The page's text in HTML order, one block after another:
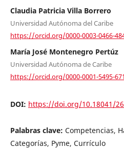
Claudia Patricia Villa Borrero
Universidad Autónoma del Caribe
https://orcid.org/0000-0003-0466-
María José Montenegro Pertúz
Universidad Autónoma de Caribe
https://orcid.org/0000-0001-5495-
DOI: https://doi.org/10.18041/
Palabras clave: Competencias,
Categorías, Pyme, Currículo